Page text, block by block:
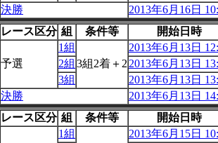
決勝
2013年6月16日
レース区分 組 条件等
開始日時
予選
1組
3組2着＋2
2013年6月13日
2組
2013年6月13日
3組
2013年6月13日
決勝
2013年6月13日
レース区分 組 条件等
開始日時
1組
2013年6月15日